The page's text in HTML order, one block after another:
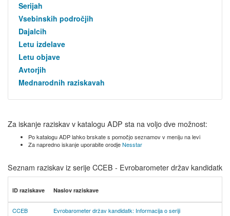
Serijah
Vsebinskih področjih
Dajalcih
Letu izdelave
Letu objave
Avtorjih
Mednarodnih raziskavah
Za iskanje raziskav v katalogu ADP sta na voljo dve možnost:
Po katalogu ADP lahko brskate s pomočjo seznamov v meniju na levi
Za napredno iskanje uporabite orodjeNesstar
Seznam raziskav iz serije CCEB - Evrobarometer držav kandidatk
ID raziskave Naslov raziskave
CCEB
Evrobarometer držav kandidatk: Informacija o seriji